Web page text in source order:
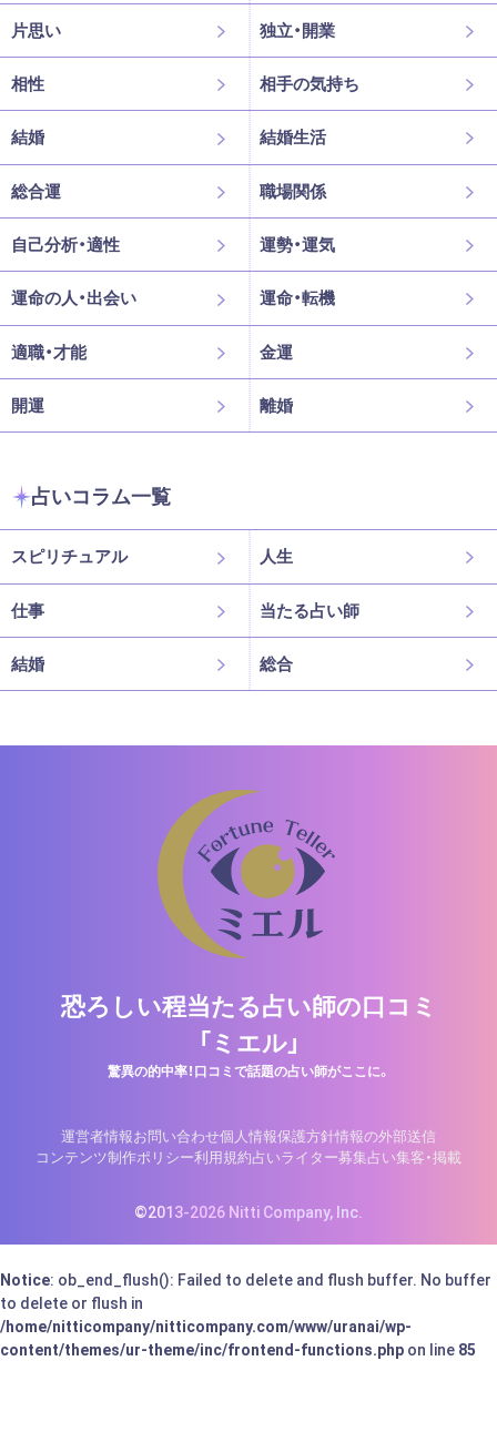
片思い 独立・開業
相性 相手の気持ち
結婚 結婚生活
総合運 職場関係
自己分析・適性 運勢・運気
運命の人・出会い 運命・転機
適職・才能 金運
開運 離婚
占いコラム一覧
スピリチュアル 人生
仕事 当たる占い師
結婚 総合
恐ろしい程当たる占い師の口コミ
「ミエル」
驚異の的中率！口コミで話題の占い師がここに。
運営者情報お問い合わせ個人情報保護方針情報の外部送信
コンテンツ制作ポリシー利用規約占いライター募集占い集客・掲載
©2013-2026 Nitti Company, Inc.
Notice: ob_end_flush(): Failed to delete and flush buffer. No buffer
to delete or flush in
/home/nitticompany/nitticompany.com/www/uranai/wp-
content/themes/ur-theme/inc/frontend-functions.php on line 85